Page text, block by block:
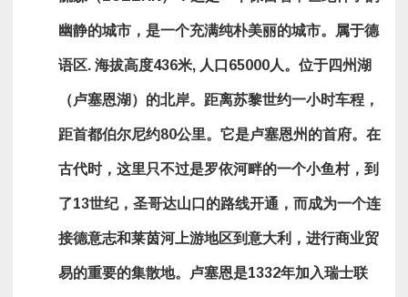
幽静的城市，是一个充满纯朴美丽的城市。属于德
语区. 海拔高度436米, 人口 65000人。位于四州湖
（卢塞恩湖）的北岸。距离苏黎世约一小时车程，
距首都伯尔尼约80公里。它是卢塞恩州的首府。在
古代时，这里只不过是罗依河畔的一个小鱼村，到
了13世纪，圣哥达山口的路线开通，而成为一个连
接德意志和莱茵河上游地区到意大利，进行商业贸
易的重要的集散地。卢塞恩是1332年加入瑞士联